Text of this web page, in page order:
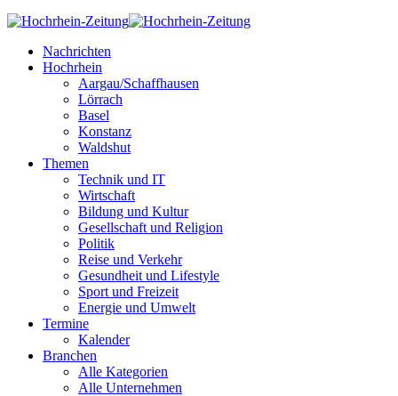
Nachrichten
Hochrhein
Aargau/Schaffhausen
Lörrach
Basel
Konstanz
Waldshut
Themen
Technik und IT
Wirtschaft
Bildung und Kultur
Gesellschaft und Religion
Politik
Reise und Verkehr
Gesundheit und Lifestyle
Sport und Freizeit
Energie und Umwelt
Termine
Kalender
Branchen
Alle Kategorien
Alle Unternehmen